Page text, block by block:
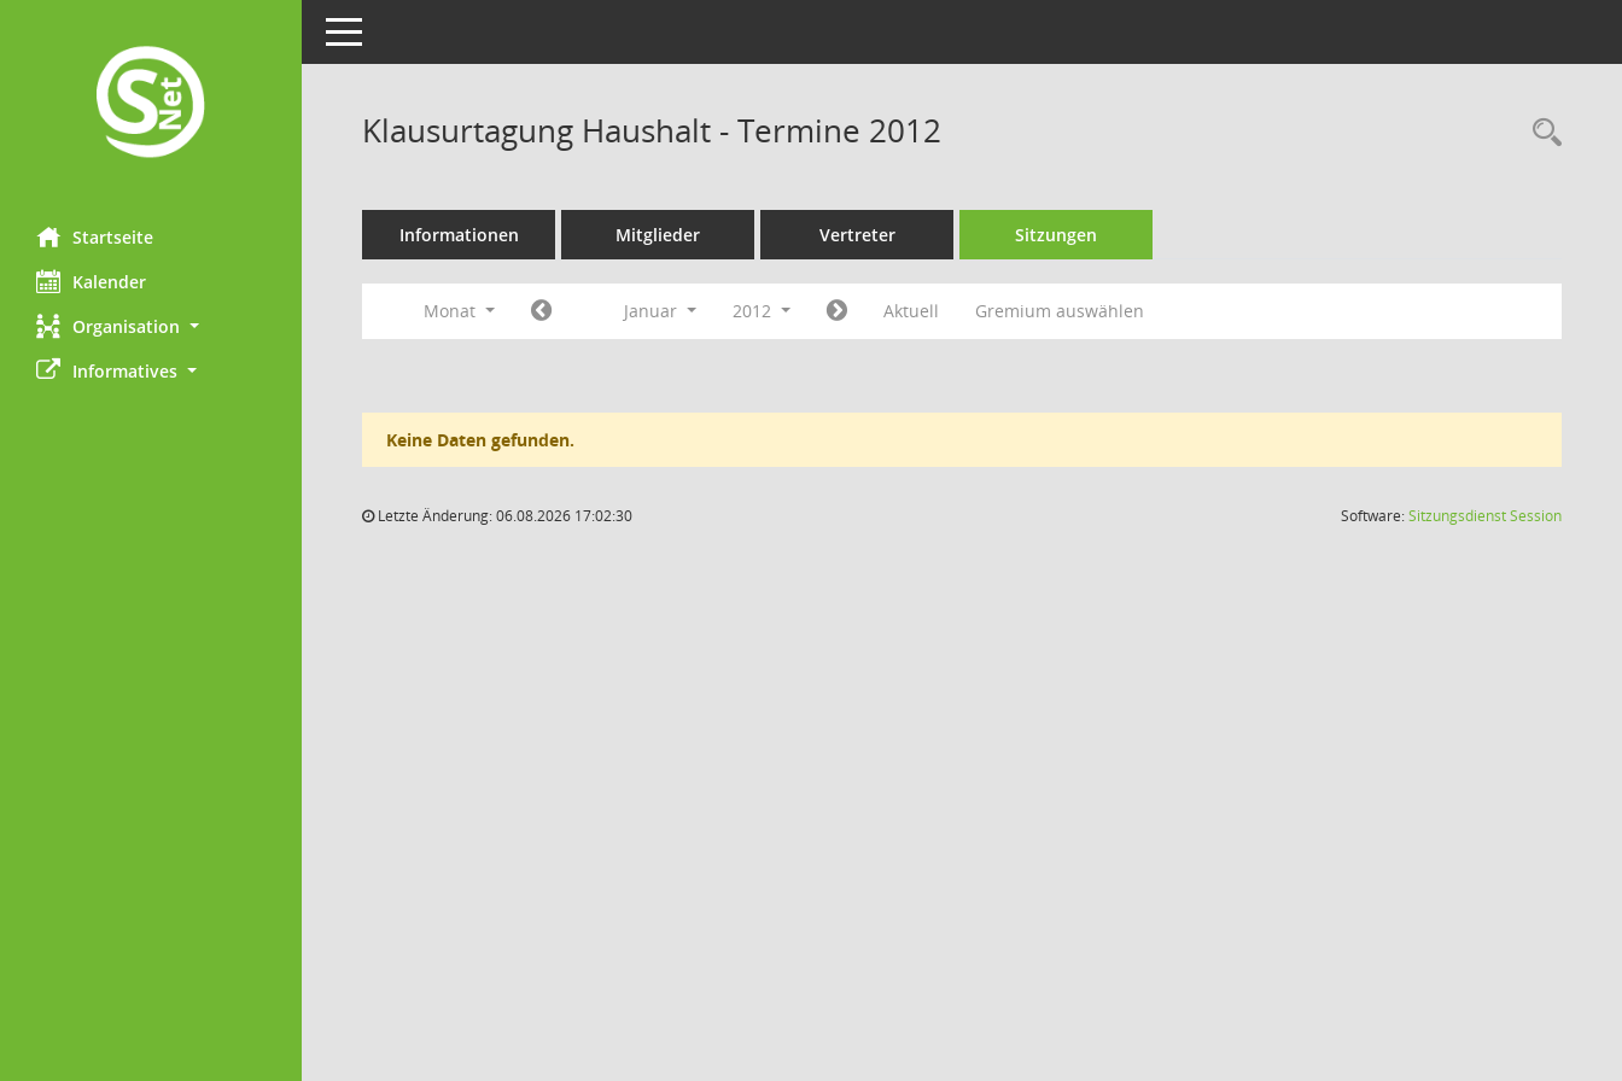
Startseite
Kalender
Organisation
Informatives
Toggle navigation
Klausurtagung Haushalt - Termine 2012
Informationen Mitglieder Vertreter Sitzungen
Monat Januar 2012 Aktuell Gremium auswählen
Keine Daten gefunden.
Letzte Änderung: 06.08.2026 17:02:30 Software:SitzungsdienstSession(Wird in